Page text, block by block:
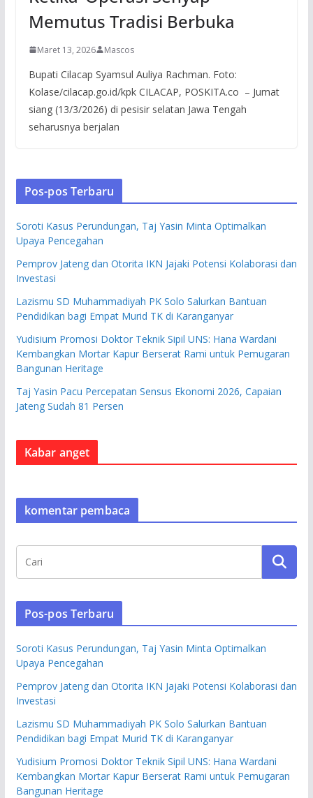
Memutus Tradisi Berbuka
Maret 13, 2026 Mascos
Bupati Cilacap Syamsul Auliya Rachman. Foto:
Kolase/cilacap.go.id/kpk CILACAP, POSKITA.co – Jumat
siang (13/3/2026) di pesisir selatan Jawa Tengah
seharusnya berjalan
Pos-pos Terbaru
Soroti Kasus Perundungan, Taj Yasin Minta Optimalkan
Upaya Pencegahan
Pemprov Jateng dan Otorita IKN Jajaki Potensi Kolaborasi dan
Investasi
Lazismu SD Muhammadiyah PK Solo Salurkan Bantuan
Pendidikan bagi Empat Murid TK di Karanganyar
Yudisium Promosi Doktor Teknik Sipil UNS: Hana Wardani
Kembangkan Mortar Kapur Berserat Rami untuk Pemugaran
Bangunan Heritage
Taj Yasin Pacu Percepatan Sensus Ekonomi 2026, Capaian
Jateng Sudah 81 Persen
Kabar anget
komentar pembaca
Pos-pos Terbaru
Soroti Kasus Perundungan, Taj Yasin Minta Optimalkan
Upaya Pencegahan
Pemprov Jateng dan Otorita IKN Jajaki Potensi Kolaborasi dan
Investasi
Lazismu SD Muhammadiyah PK Solo Salurkan Bantuan
Pendidikan bagi Empat Murid TK di Karanganyar
Yudisium Promosi Doktor Teknik Sipil UNS: Hana Wardani
Kembangkan Mortar Kapur Berserat Rami untuk Pemugaran
Bangunan Heritage